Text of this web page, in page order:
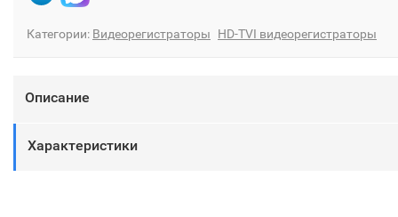
Категории: Видеорегистраторы HD-TVI видеорегистраторы
Описание
Характеристики